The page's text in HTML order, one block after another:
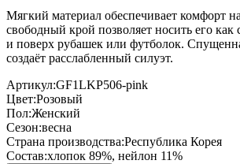
Мягкий материал обеспечивает комфорт
свободный крой позволяет носить его как
и поверх рубашек или футболок.
создаёт расслабленный силуэт.
Артикул:GF1LKP506-pink
Цвет:Розовый
Пол:Женский
Сезон:весна
Страна производства:Республика Корея
Состав:хлопок 89%, нейлон 11%